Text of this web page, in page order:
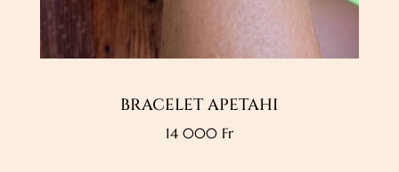
BRACELET APETAHI
14 000 Fr